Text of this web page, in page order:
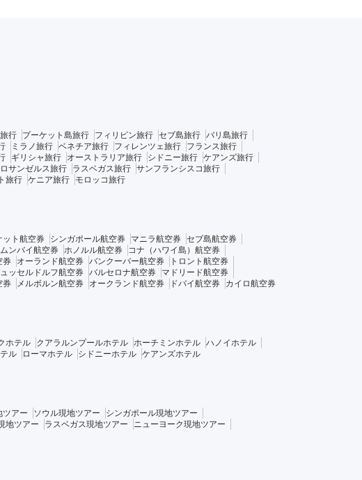
行 プーケット島旅行 フィリピン旅行 セブ島旅行 バリ島旅行
ミラノ旅行 ベネチア旅行 フィレンツェ旅行
フランス旅行
ギリシャ旅行 オーストラリア旅行 シドニー旅行 ケアンズ旅行
ロサンゼルス旅行 ラスベガス旅行 サンフランシスコ旅行
旅行 ケニア旅行 モロッコ旅行
ット航空券 シンガポール航空券 マニラ航空券 セブ島航空券
ムンバイ航空券 ホノルル航空券
コナ（ハワイ島）航空券
券 オーランド航空券 バンクーバー航空券
トロント航空券
ッセルドルフ航空券 バルセロナ航空券
マドリード航空券
券 メルボルン航空券 オークランド航空券 ドバイ航空券 カイロ航空券
ホテル クアラルンプールホテル ホーチミンホテル ハノイホテル
ル ローマホテル シドニーホテル ケアンズホテル
ツアー ソウル現地ツアー
シンガポール現地ツアー
地ツアー ラスベガス現地ツアー
ニューヨーク現地ツアー